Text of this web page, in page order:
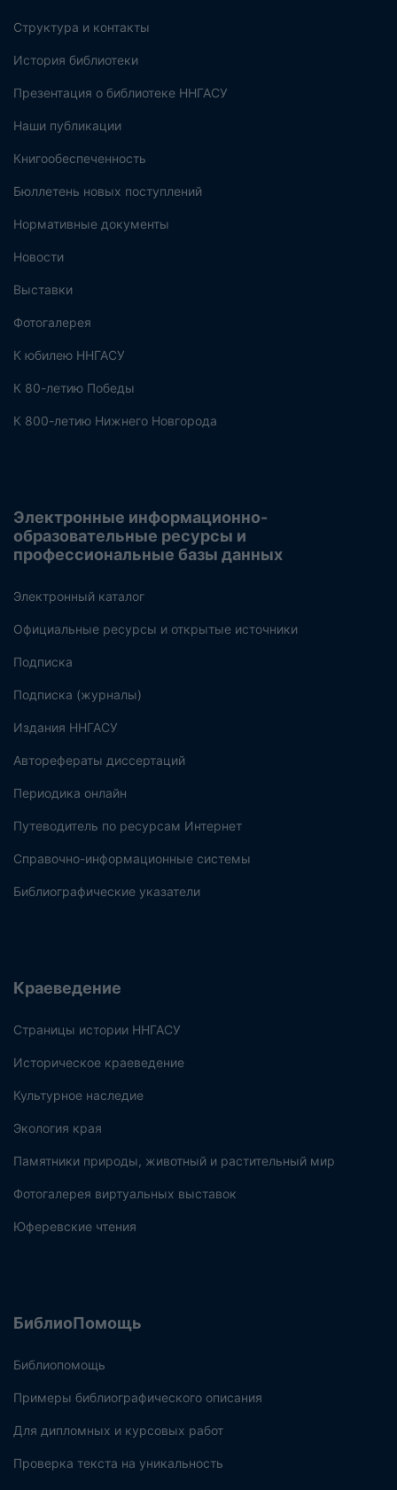
Структура и контакты
История библиотеки
Презентация о библиотеке ННГАСУ
Наши публикации
Книгообеспеченность
Бюллетень новых поступлений
Нормативные документы
Новости
Выставки
Фотогалерея
К юбилею ННГАСУ
К 80-летию Победы
К 800-летию Нижнего Новгорода
Электронные информационно-
образовательные ресурсы и
профессиональные базы данных
Электронный каталог
Официальные ресурсы и открытые источники
Подписка
Подписка (журналы)
Издания ННГАСУ
Авторефераты диссертаций
Периодика онлайн
Путеводитель по ресурсам Интернет
Справочно-информационные системы
Библиографические указатели
Краеведение
Страницы истории ННГАСУ
Историческое краеведение
Культурное наследие
Экология края
Памятники природы, животный и растительный мир
Фотогалерея виртуальных выставок
Юферевские чтения
БиблиоПомощь
Библиопомощь
Примеры библиографического описания
Для дипломных и курсовых работ
Проверка текста на уникальность